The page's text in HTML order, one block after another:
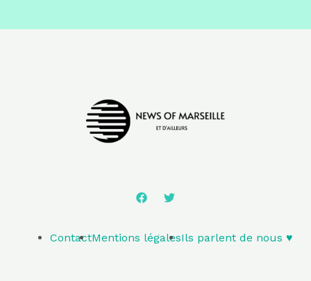
ContactMentions légalesIls parlent de nous ♥️